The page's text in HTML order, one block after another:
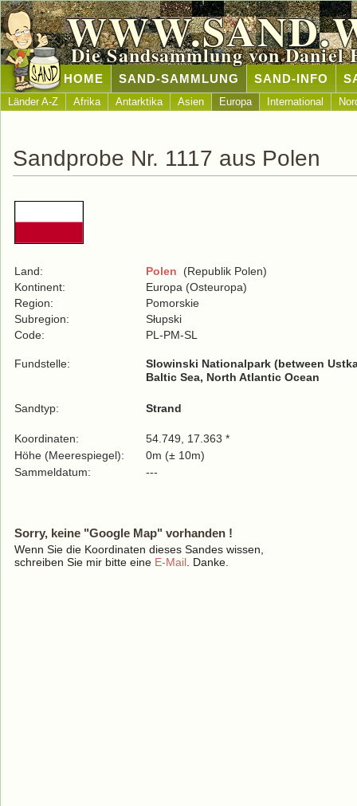
Die Sandsammlung von Daniel
HOME SAND-SAMMLUNG SAND-INFO
Länder A-Z Afrika Antarktika Asien Europa International
Sandprobe Nr. 1117 aus Polen
Land: Polen (Republik Polen)
Kontinent:
Europa (Osteuropa)
Region:
Pomorskie
Subregion:
Słupski
Code:
PL-PM-SL
Fundstelle:
Slowinski Nationalpark (between
Baltic Sea, North Atlantic Ocean
Sandtyp: Strand
Koordinaten:
54.749, 17.363 *
Höhe (Meerespiegel):
0m (± 10m)
Sammeldatum:
---
Sorry, keine "Google Map" vorhanden !
Wenn Sie die Koordinaten dieses Sandes wissen,
schreiben Sie mir bitte eine E-Mail . Danke.